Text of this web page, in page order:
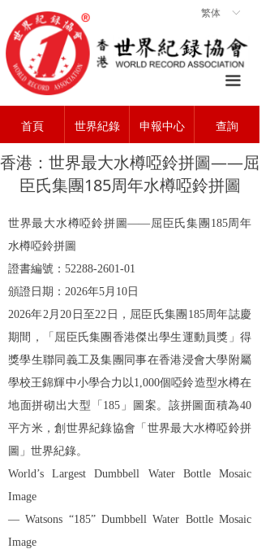
首頁 世界紀錄 申報中心 查詢
ꀅ
繁体
끀
ꀇ 首頁
ꄃ 關於協會
ꁡ 世界紀錄
ꄠ 查詢中心
ꂐ 申報中心
ꁘ 聯系我們
香港：世界最大水樽啞鈴拼圖——屈
臣氏集團185周年水樽啞鈴拼圖
世界最大水樽啞鈴拼圖——屈臣氏集團 185周年
水樽啞鈴拼圖
證書編號： 52288-2601-01
頒證日期： 2026年5月 10 日
2026年2月20 日至22 日，屈臣氏集團 185周年誌慶
期間，「屈臣氏集團香港傑出學生運動員獎」得
獎學生聯同義工及集團同事在香港浸會大學附屬
學校王錦輝中小學合力以1,000個啞鈴造型水樽在
地面拼砌出大型「 185 」圖案。該拼圖面積為40
平方米，創世界紀錄協會「世界最大水樽啞鈴拼
圖」世界紀錄。
World’s Largest Dumbbell Water Bottle Mosaic
Image
— Watsons “185” Dumbbell Water Bottle Mosaic
Image